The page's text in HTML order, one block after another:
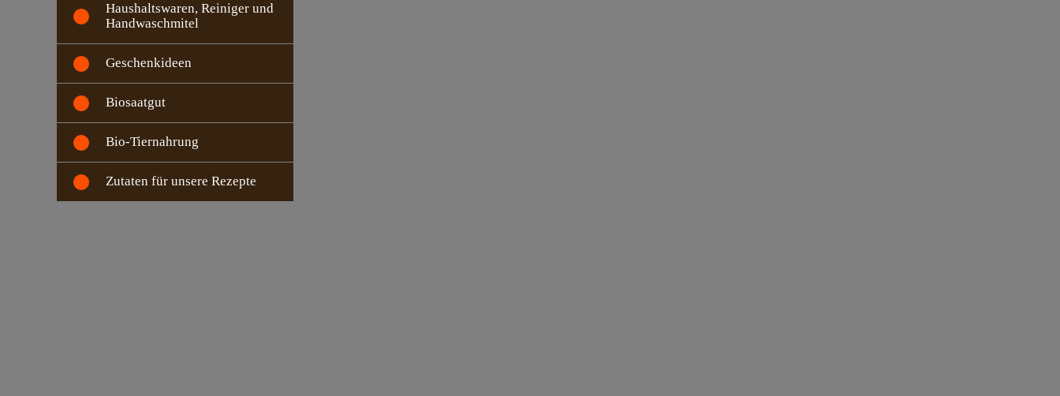
Haushaltswaren, Reiniger und
Handwaschmitel
Geschenkideen
Biosaatgut
Bio-Tiernahrung
Zutaten für unsere Rezepte